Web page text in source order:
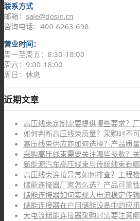
联系方式
邮箱： sale@dosin.cn
咨询电话：400-6263-698
营业时间：
周一至周五：8:30-18:00
周六：9:00-18:00
周日：休息
近期文章
高压线束定制需要提供哪些要求？
如何判断高压线束质量？采购时不
高压线束供应商如何选择？产品质
采购高压线束需要关注哪些参数？
新能源汽车高压线束与传统线束有哪
高压线束连接异常如何排查？工程
储能连接器厂家怎么选？产品可靠
储能连接器如何实现大电流稳定传
储能连接器在户用储能设备中的应用
大电流储能连接器采购时需要注意哪